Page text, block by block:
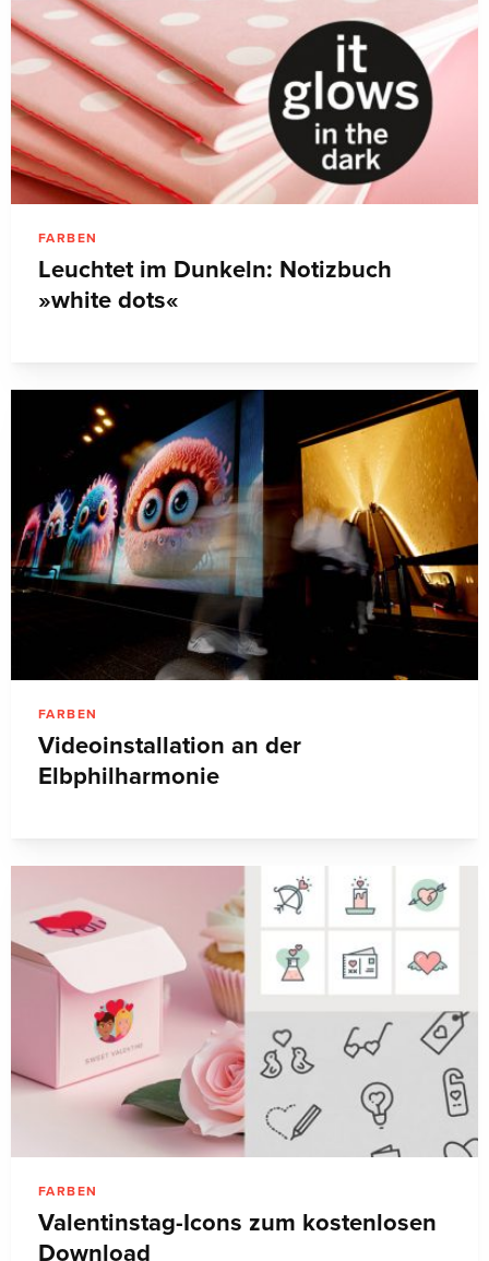
FARBEN
Leuchtet im Dunkeln: Notizbuch
»white dots«
FARBEN
Videoinstallation an der
Elbphilharmonie
FARBEN
Valentinstag-Icons zum kostenlosen
Download